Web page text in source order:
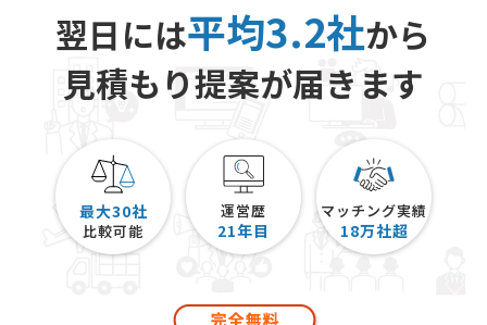
翌日には平均3.2社から
見積もり提案が届きます
最大30社
比較可能
運営歴
21年目
マッチング実績
18万社超